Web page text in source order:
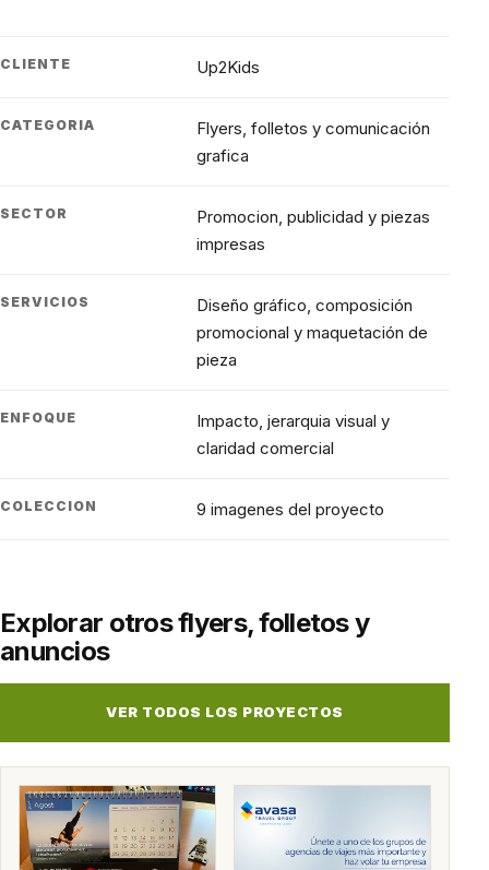
CLIENTE Up2Kids
CATEGORIA
Flyers, folletos y comunicación
grafica
SECTOR
Promocion, publicidad y piezas
impresas
SERVICIOS
Diseño gráfico, composición
promocional y maquetación de
pieza
ENFOQUE
Impacto, jerarquia visual y
claridad comercial
COLECCION 9 imagenes del proyecto
Explorar otros flyers, folletos y
anuncios
VER TODOS LOS PROYECTOS